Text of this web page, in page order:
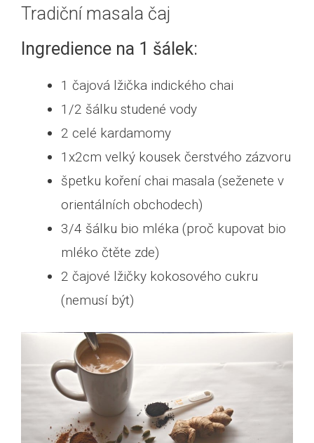
Tradiční masala čaj
Ingredience na 1 šálek:
1 čajová lžička indického chai
1/2 šálku studené vody
2 celé kardamomy
1x2cm velký kousek čerstvého zázvoru
špetku koření chai masala (seženete v
orientálních obchodech)
3/4 šálku bio mléka (proč kupovat bio
mléko čtěte zde)
2 čajové lžičky kokosového cukru
(nemusí být)